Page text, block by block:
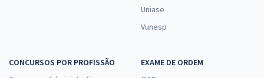
Uniase
Vunesp
CONCURSOS POR PROFISSÃO
EXAME DE ORDEM